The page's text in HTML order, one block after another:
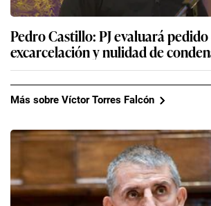
Pedro Castillo: PJ evaluará
excarcelación y nulidad de
Más sobre Víctor Torres Falcón